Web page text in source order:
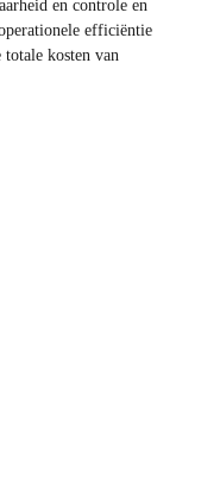
en controle en
efficiëntie
kosten van